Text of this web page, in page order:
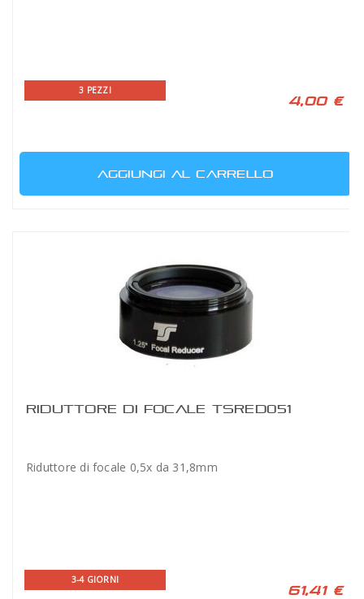
3 PEZZI
4,00 €
AGGIUNGI AL CARRELLO
RIDUTTORE DI FOCALE TSRED051
Riduttore di focale 0,5x da 31,8mm
3-4 GIORNI
61,41 €